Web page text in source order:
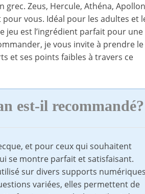
grec. Zeus, Hercule, Athéna,
vous. Idéal pour les adultes et
jeu est l’ingrédient parfait pour une
je vous invite à prendre le
et ses points faibles à travers ce
est-il recommandé?
et pour ceux qui souhaitent
se montre parfait et satisfaisant.
sur divers supports
variées, elles permettent de